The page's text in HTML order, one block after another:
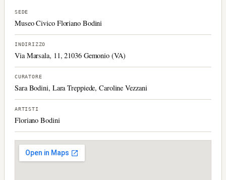
SEDE
Museo Civico Floriano Bodini
INDIRIZZO
Via Marsala, 11, 21036 Gemonio (VA)
CURATORE
Sara Bodini, Lara Treppiede, Caroline Vezzani
ARTISTI
Floriano Bodini